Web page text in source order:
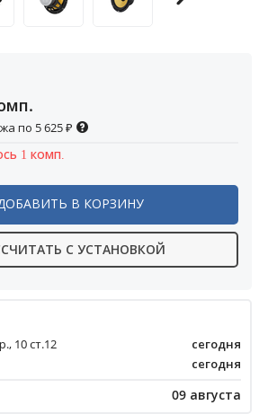
по 5 625₽
1 комп.
В КОРЗИНУ
С УСТАНОВКОЙ
10 ст.12
сегодня
сегодня
09 августа